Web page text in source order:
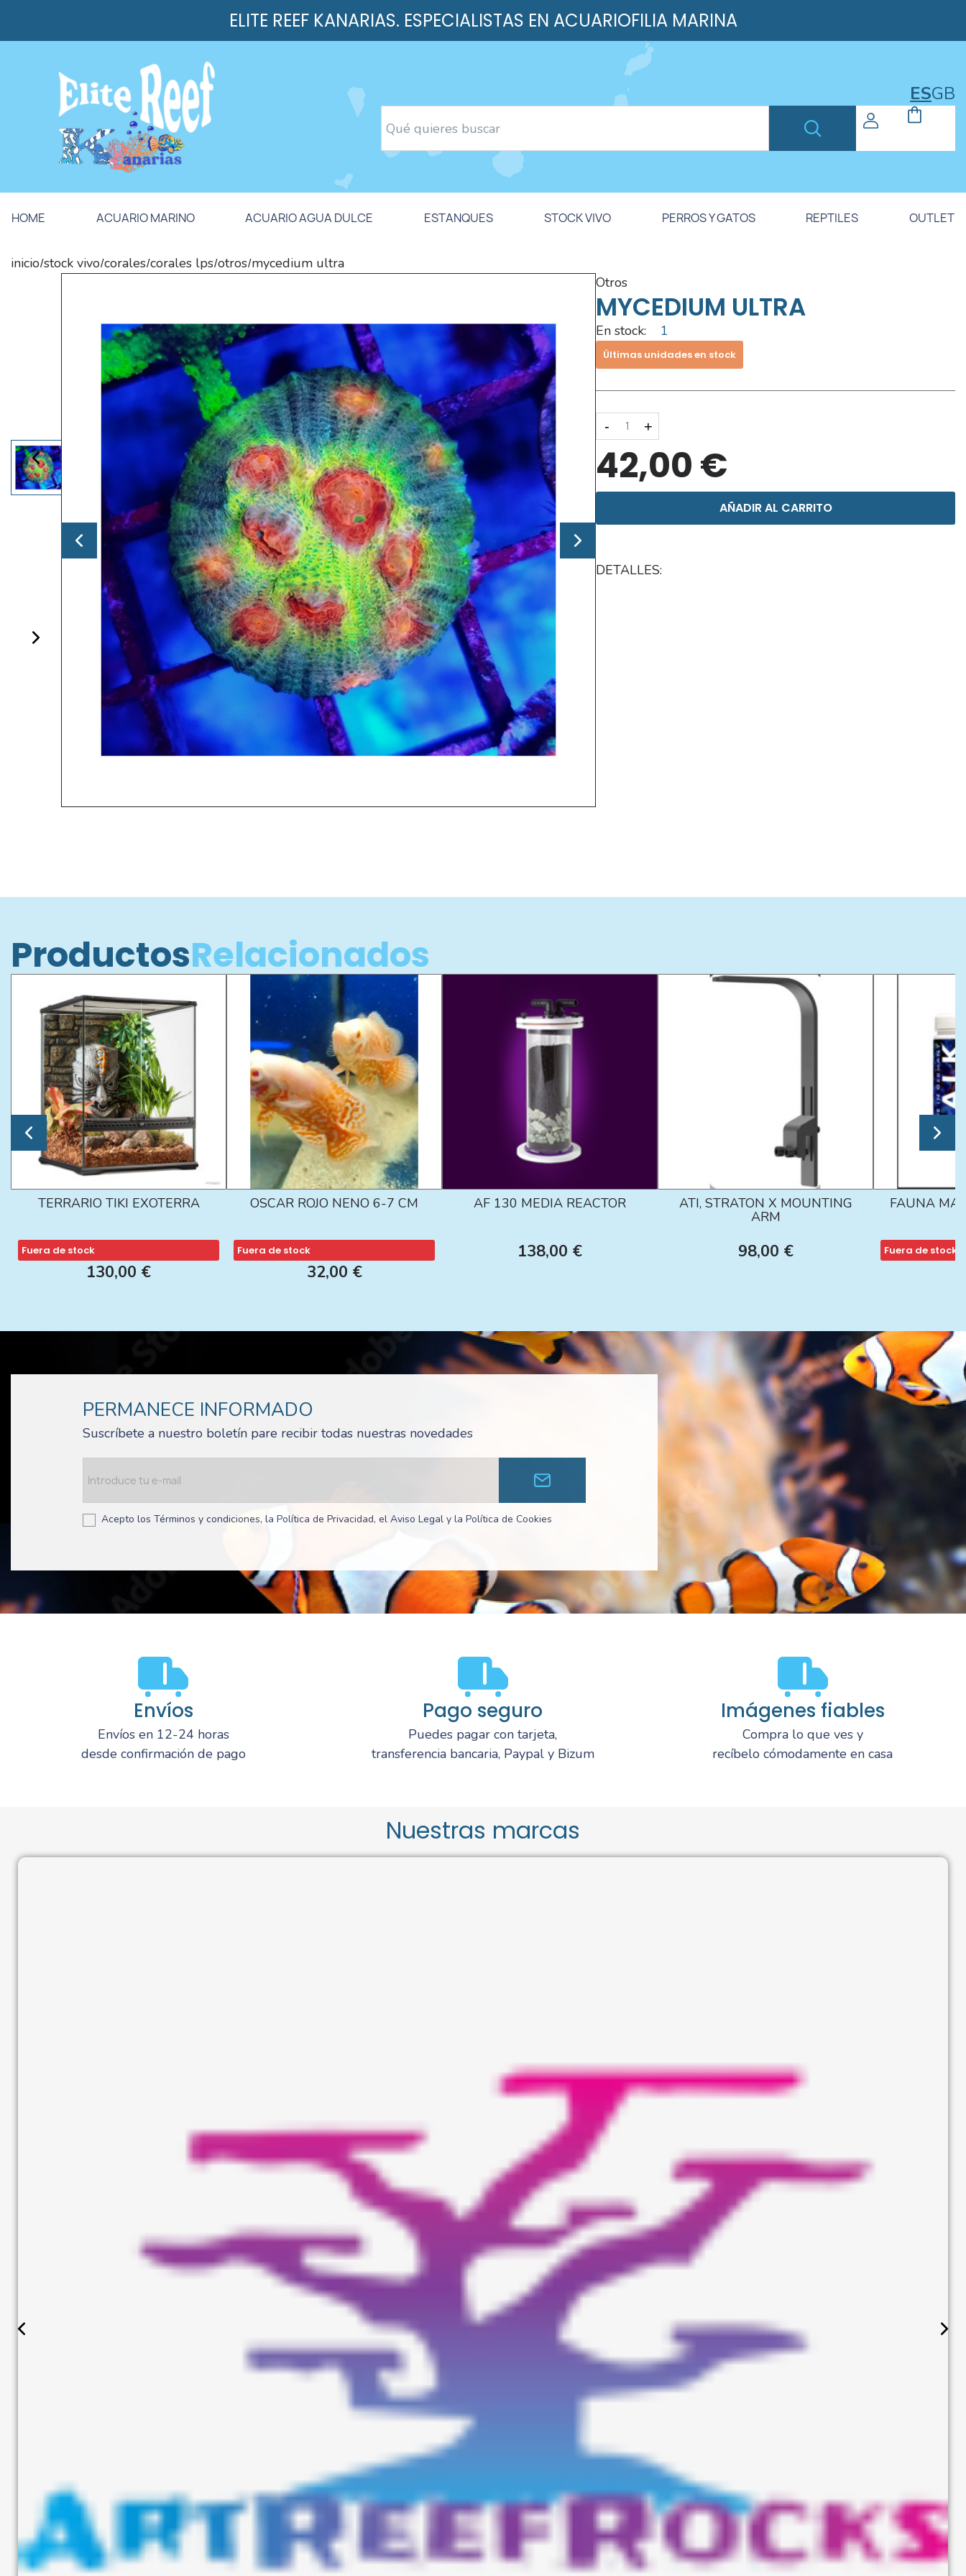
ELITE REEF KANARIAS. ESPECIALISTAS EN ACUARIOFILIA MARINA
ESGB
HOME ACUARIO MARINO ACUARIO AGUA DULCE ESTANQUES STOCK VIVO PERROS Y GATOS REPTILES OUTLET
inicio/stock vivo/corales/corales lps/otros/mycedium ultra
otros
MYCEDIUM ULTRA
En stock: 1
Últimas unidades en stock
- +
42,00 €
AÑADIR AL CARRITO
DETALLES:
ProductosRelacionados
TERRARIO TIKI EXOTERRA
Fuera de stock
130,00 €
OSCAR ROJO NENO 6-7 CM
Fuera de stock
32,00 €
AF 130 MEDIA REACTOR
138,00 €
ATI, STRATON X MOUNTING
ARM
98,00 €
FAUNA
Fuera de stock
PERMANECE INFORMADO
Suscríbete a nuestro boletín pare recibir todas nuestras novedades
Acepto los Términos y condiciones, la Política de Privacidad, el Aviso Legal y la Política de Cookies
Envíos
Envíos en 12-24 horas
desde confirmación de pago
Pago seguro
Puedes pagar con tarjeta,
transferencia bancaria, Paypal y Bizum
Imágenes fiables
Compra lo que ves y
recíbelo cómodamente en casa
Nuestras marcas